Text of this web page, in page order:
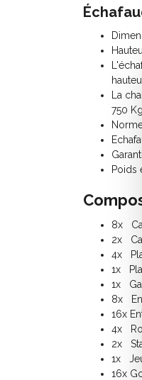
La
750 Kg.
Poids
8x
2x
4x
1x
1x
8x
16x
4x
2x
1x
16x